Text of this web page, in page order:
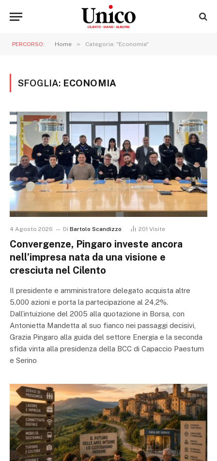
PERCORSO: Home » Categoria: "Economia"
SFOGLIA: ECONOMIA
4 Agosto 2026 Di Bartolo Scandizzo 201 Visite
Convergenze, Pingaro investe ancora
nell’impresa nata da una visione e
cresciuta nel Cilento
Il presidente e amministratore delegato acquista altre
5.000 azioni e porta la partecipazione al 24,2%.
Dall’intuizione del 2005 alla quotazione in Borsa, con
Antonietta Mandetta al suo fianco nei passaggi decisivi,
Grazia Pingaro alla guida del settore Energia e la seconda
sfida vinta alla presidenza della BCC di Capaccio Paestum
e Serino